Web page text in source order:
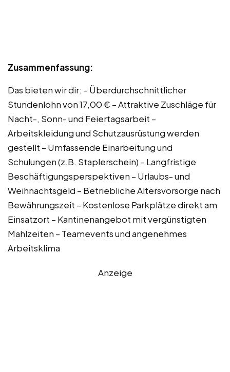
Zusammenfassung:
Das bieten wir dir: – Überdurchschnittlicher
Stundenlohn von 17,00 € – Attraktive Zuschläge für
Nacht-, Sonn- und Feiertagsarbeit –
Arbeitskleidung und Schutzausrüstung werden
gestellt – Umfassende Einarbeitung und
Schulungen (z.B. Staplerschein) – Langfristige
Beschäftigungsperspektiven – Urlaubs- und
Weihnachtsgeld – Betriebliche Altersvorsorge nach
Bewährungszeit – Kostenlose Parkplätze direkt am
Einsatzort – Kantinenangebot mit vergünstigten
Mahlzeiten – Teamevents und angenehmes
Arbeitsklima
Anzeige